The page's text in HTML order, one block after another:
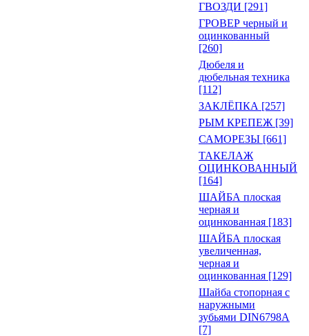
ГВОЗДИ [291]
ГРОВЕР черный и
оцинкованный
[260]
Дюбеля и
дюбельная техника
[112]
ЗАКЛЁПКА [257]
РЫМ КРЕПЕЖ [39]
САМОРЕЗЫ [661]
ТАКЕЛАЖ
ОЦИНКОВАННЫЙ
[164]
ШАЙБА плоская
черная и
оцинкованная [183]
ШАЙБА плоская
увеличенная,
черная и
оцинкованная [129]
Шайба стопорная с
наружными
зубьями DIN6798A
[7]